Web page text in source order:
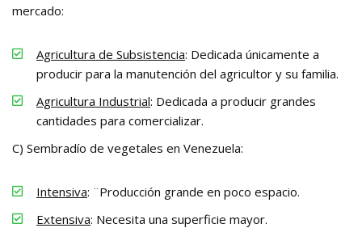
mercado:
Agricultura de Subsistencia: Dedicada únicamente a
producir para la manutención del agricultor y su familia.
Agricultura Industrial: Dedicada a producir grandes
cantidades para comercializar.
C) Sembradío de vegetales en Venezuela:
Intensiva: ¨Producción grande en poco espacio.
Extensiva: Necesita una superficie mayor.